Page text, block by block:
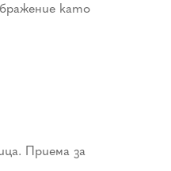
като
Приема за